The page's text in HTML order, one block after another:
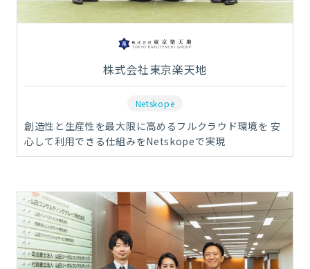
株式会社東京楽天地
Netskope
創造性と生産性を最大限に高めるフルクラウド環境を 安
心して利用できる仕組みをNetskopeで実現